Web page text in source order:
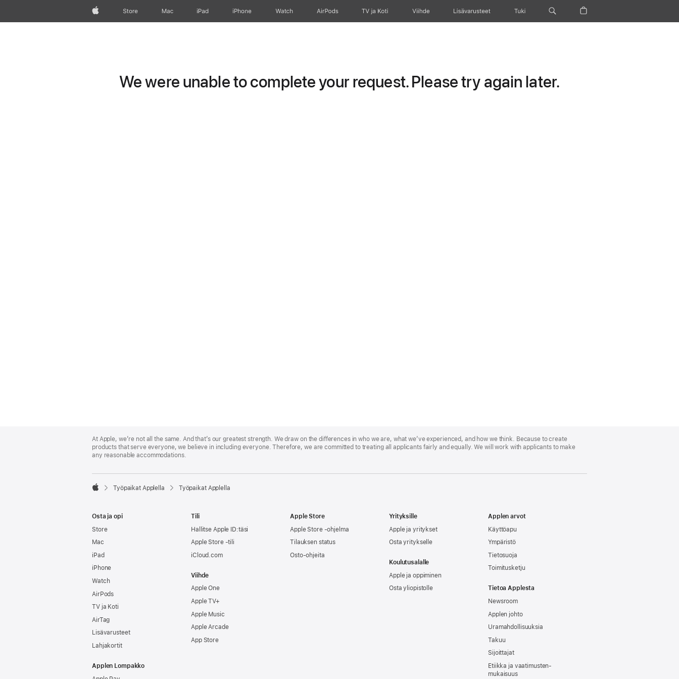
Apple Store Mac iPad iPhone Watch AirPods TV ja Koti Viihde Lisävarusteet Tuki
We were unable to complete your request. Please try again later.
Footer
At Apple, we’re not all the same. And that’s our greatest strength. We draw on the differences in who we are, what we’ve experienced, and how we think. Because to create
products that serve everyone, we believe in including everyone. Therefore, we are committed to treating all applicants fairly and equally. We will work with applicants to make
any reasonable accommodations.

Työpaikat Applella Työpaikat Applella
Osta ja opi
Store
Mac
iPad
iPhone
Watch
AirPods
TV ja Koti
AirTag
Lisävarusteet
Lahjakortit
Applen Lompakko
Tili
Hallitse Apple ID:täsi
Apple Store -tili
iCloud.com
Viihde
Apple One
Apple TV+
Apple Music
Apple Arcade
App Store
Apple Store
Apple Store -ohjelma
Tilauksen status
Osto-ohjeita
Yrityksille
Apple ja yritykset
Osta yritykselle
Koulutusalalle
Apple ja oppiminen
Osta yliopistolle
Applen arvot
Käyttöapu
Ympäristö
Tietosuoja
Toimitusketju
Tietoa Applesta
Newsroom
Applen johto
Uramahdollisuuksia
Takuu
Sijoittajat
Etiikka ja vaatimusten­
mukaisuus